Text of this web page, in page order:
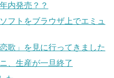
内発売？？
フトをブラウザ上でエミュ
歌」を見に行ってきました
、生産が一旦終了